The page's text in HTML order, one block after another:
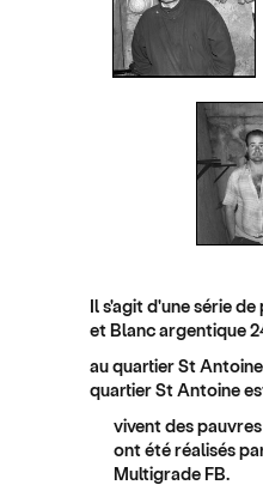
Il s'agit d'une série
et Blanc argentique
au quartier St
quartier St Antoine
vivent des
ont été réalisés
Multigrade FB.